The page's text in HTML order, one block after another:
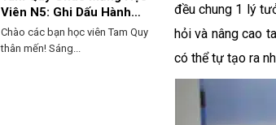
Viên N5: Ghi Dấu Hành
Trình, Mở Lối Tương Lai!
Chào các bạn học viên Tam Quy
thân mến! Sáng...
đều chung 1 lý
hỏi và nâng cao
có thể tự tạo ra